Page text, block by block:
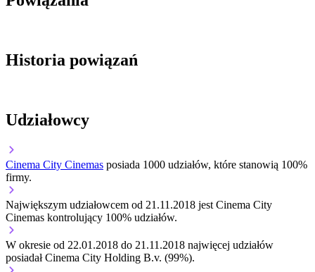
Historia powiązań
Udziałowcy
Cinema City Cinemas posiada 1000 udziałów, które stanowią 100%
firmy.
Największym udziałowcem od 21.11.2018 jest Cinema City
Cinemas kontrolujący 100% udziałów.
W okresie od 22.01.2018 do 21.11.2018 najwięcej udziałów
posiadał Cinema City Holding B.v. (99%).